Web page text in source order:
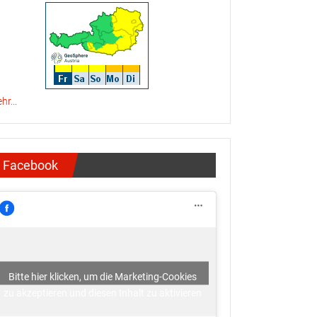
Facebook
Bitte hier klicken, um die Marketing-Cookies